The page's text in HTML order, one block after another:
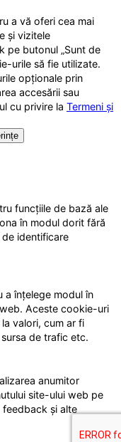
a vă oferi cea mai
și vizitele
pe butonul „Sunt de
urile să fie utilizate.
opționale prin
accesării sau
cu privire la Termeni și
funcțiile de bază ale
în modul dorit fără
identificare
a înțelege modul în
Aceste cookie-uri
valori, cum ar fi
de trafic etc.
anumitor
site-ului web pe
și alte